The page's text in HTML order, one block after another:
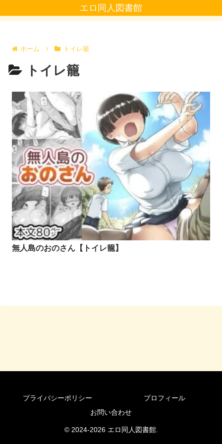
エロ同人図書館
ホーム トイレ籠
トイレ籠
無人島のおのさん【トイレ籠】
プライバシーポリシー
プロフィール
お問い合わせ
© 2024-2026 エロ同人図書館.